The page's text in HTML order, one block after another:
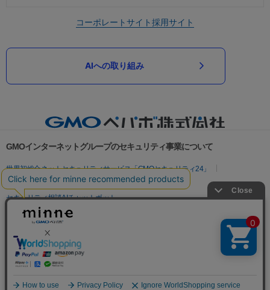
コーポレートサイト採用サイト
AIへの取り組み
GMOインターネットグループのセキュリティ事業について
世界初総合ネットセキュリティサービス「GMOセキュリティ24」
パスワード漏洩診断
Webサイトリスク診断
セキュリティ相談AIチャットボット
実在証明・盗聴対策
サイバー攻撃対策（GMO Flatt Security）
セキュリティ事業の軌跡